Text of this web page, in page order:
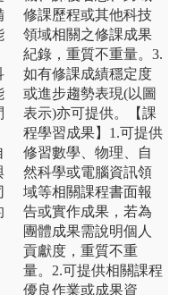
修課歷程或其他科技
領域相關之修課成果
紀錄，重質不重量。3.
如有修課成績穩定度
或進步趨勢表現(以圖
表示)亦可提供。【課
程學習成果】1.可提供
修習數學、物理、自
然科學或電腦資訊領
域等相關課程書面報
告或實作成果，若為
團體成果需說明個人
貢獻度，重質不重
量。2.可提供相關課程
優良作業或成果資